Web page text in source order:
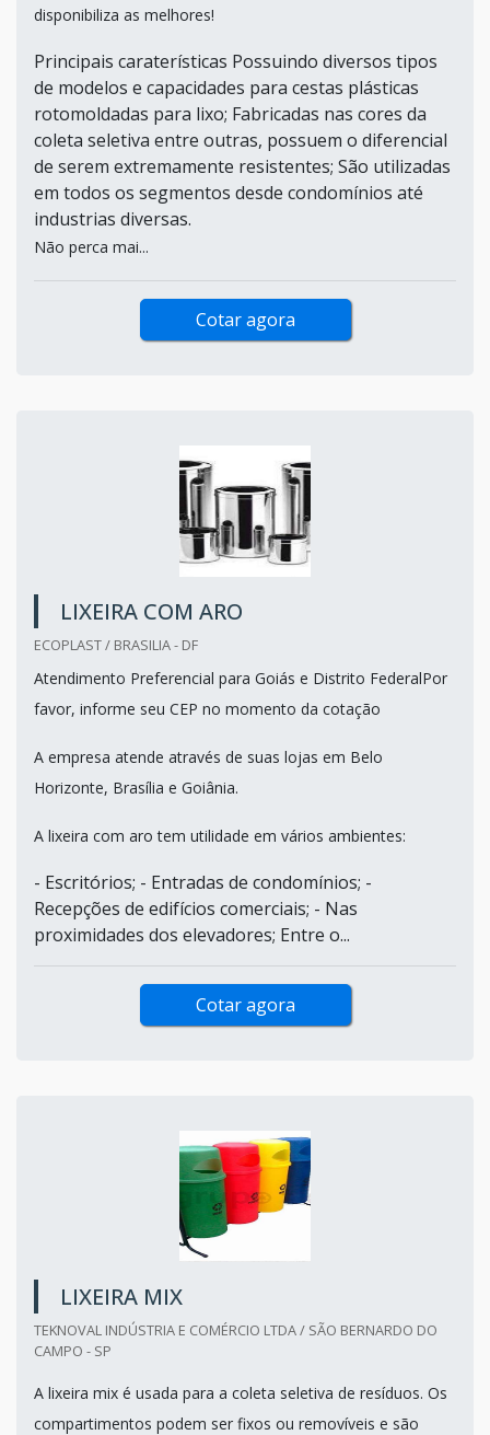
disponibiliza as melhores!
Principais caraterísticas Possuindo diversos tipos
de modelos e capacidades para cestas plásticas
rotomoldadas para lixo; Fabricadas nas cores da
coleta seletiva entre outras, possuem o diferencial
de serem extremamente resistentes; São utilizadas
em todos os segmentos desde condomínios até
industrias diversas.
Não perca mai...
Cotar agora
LIXEIRA COM ARO
ECOPLAST / BRASILIA - DF
Atendimento Preferencial para Goiás e Distrito FederalPor
favor, informe seu CEP no momento da cotação
A empresa atende através de suas lojas em Belo
Horizonte, Brasília e Goiânia.
A lixeira com aro tem utilidade em vários ambientes:
- Escritórios; - Entradas de condomínios; -
Recepções de edifícios comerciais; - Nas
proximidades dos elevadores; Entre o...
Cotar agora
LIXEIRA MIX
TEKNOVAL INDÚSTRIA E COMÉRCIO LTDA / SÃO BERNARDO DO
CAMPO - SP
A lixeira mix é usada para a coleta seletiva de resíduos. Os
compartimentos podem ser fixos ou removíveis e são